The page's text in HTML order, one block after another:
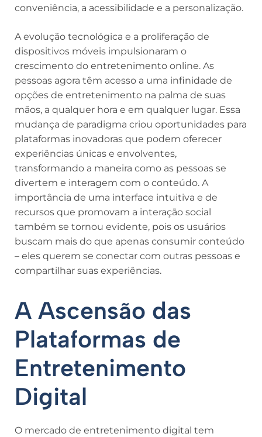
conveniência, a acessibilidade e a personalização.
A evolução tecnológica e a proliferação de
dispositivos móveis impulsionaram o
crescimento do entretenimento online. As
pessoas agora têm acesso a uma infinidade de
opções de entretenimento na palma de suas
mãos, a qualquer hora e em qualquer lugar. Essa
mudança de paradigma criou oportunidades para
plataformas inovadoras que podem oferecer
experiências únicas e envolventes,
transformando a maneira como as pessoas se
divertem e interagem com o conteúdo. A
importância de uma interface intuitiva e de
recursos que promovam a interação social
também se tornou evidente, pois os usuários
buscam mais do que apenas consumir conteúdo
– eles querem se conectar com outras pessoas e
compartilhar suas experiências.
A Ascensão das
Plataformas de
Entretenimento
Digital
O mercado de entretenimento digital tem